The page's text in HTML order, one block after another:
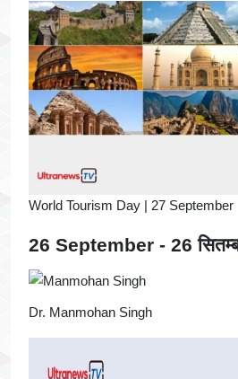
World Tourism Day | 27 September
26 September - 26
Dr. Manmohan Singh